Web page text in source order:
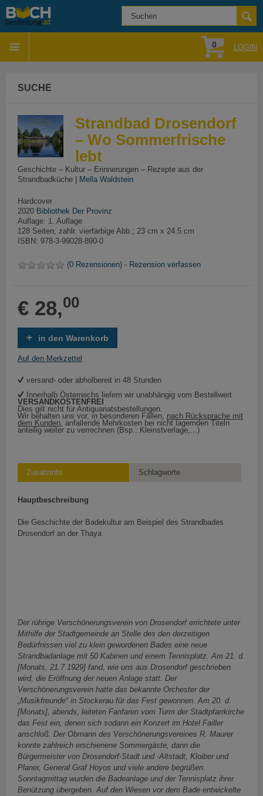
0 LOGIN
SUCHE
Strandbad Drosendorf
– Wo Sommerfrische
lebt
Geschichte – Kultur – Erinnerungen – Rezepte aus der
Strandbadküche |
Mella Waldstein
Hardcover
2020 Bibliothek Der Provinz
Auflage: 1. Auflage
128 Seiten; zahlr. vierfärbige Abb.; 23 cm x 24.5 cm
ISBN: 978-3-99028-890-0
(0 Rezensionen) - Rezension verfassen
€ 28,00
in den Warenkorb
Auf den Merkzettel
versand- oder abholbereit in 48 Stunden
Innerhalb Österreichs liefern wir unabhängig vom Bestellwert
VERSANDKOSTENFREI
Dies gilt nicht für Antiquariatsbestellungen.
Wir behalten uns vor, in besonderen Fällen, nach Rücksprache mit
dem Kunden, anfallende Mehrkosten bei nicht lagernden Titeln
anteilig weiter zu verrechnen (Bsp.: Kleinstverlage,...)
Zusatzinfo Schlagworte
Hauptbeschreibung
Die Geschichte der Badekultur am Beispiel des Strandbades
Drosendorf an der Thaya
Der rührige Verschönerungsverein von Drosendorf errichtete unter
Mithilfe der Stadtgemeinde an Stelle des den derzeitigen
Bedürfnissen viel zu klein gewordenen Bades eine neue
Strandbadanlage mit 50 Kabinen und einem Tennisplatz. Am 21. d.
[Monats, 21.7 1929] fand, wie uns aus Drosendorf geschrieben
wird, die Eröffnung der neuen Anlage statt. Der
Verschönerungsverein hatte das bekannte Orchester der
„Musikfreunde“ in Stockerau für das Fest gewonnen. Am 20. d.
[Monats], abends, leiteten Fanfaren vom Turm der Stadtpfarrkirche
das Fest ein, denen sich sodann ein Konzert im Hotel Failler
anschloß. Der Obmann des Verschönerungsvereines R. Maurer
konnte zahlreich erschienene Sommergäste, dann die
Bürgermeister von Drosendorf-Stadt und -Altstadt, Kloiber und
Planer, General Graf Hoyos und viele andere begrüßen.
Sonntagmittag wurden die Badeanlage und der Tennisplatz ihrer
Benützung übergeben. Auf den Wiesen vor dem Bade entwickelte